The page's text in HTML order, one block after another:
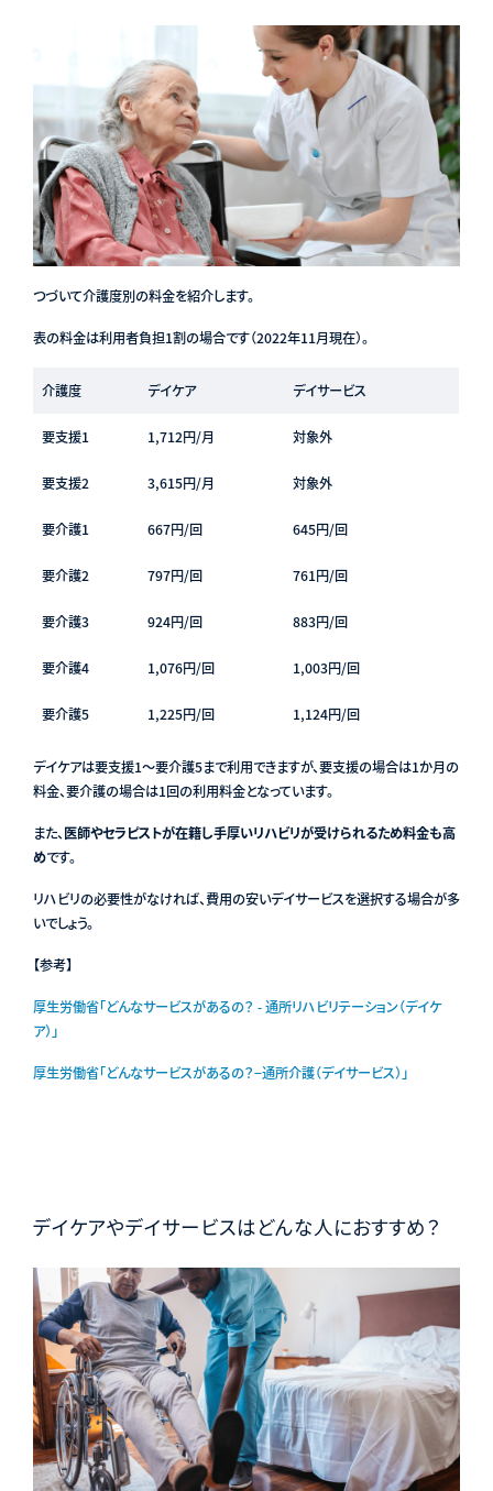
つづいて介護度別の料金を紹介します。
表の料金は利用者負担1割の場合です（2022年11月現在）。
介護度 デイケア デイサービス
要支援1 1,712円/月 対象外
要支援2 3,615円/月 対象外
要介護1 667円/回 645円/回
要介護2 797円/回 761円/回
要介護3 924円/回 883円/回
要介護4 1,076円/回 1,003円/回
要介護5 1,225円/回 1,124円/回
デイケアは要支援1〜要介護5まで利用できますが、要支援の場合は1か月の
料金、要介護の場合は1回の利用料金となっています。
また、医師やセラピストが在籍し手厚いリハビリが受けられるため料金も高
めです。
リハビリの必要性がなければ、費用の安いデイサービスを選択する場合が多
いでしょう。
【参考】
厚生労働省「どんなサービスがあるの？ - 通所リハビリテーション（デイケ
ア）」
厚生労働省「どんなサービスがあるの？−通所介護（デイサービス）」
デイケアやデイサービスはどんな人におすすめ？